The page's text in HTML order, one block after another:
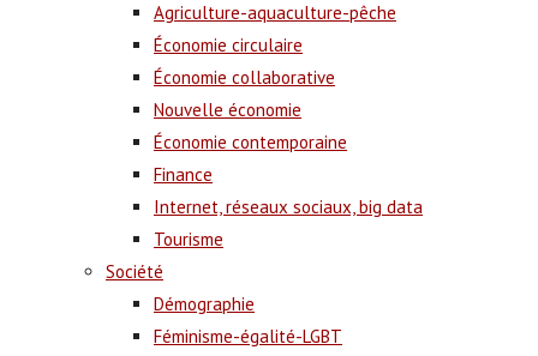
Agriculture-aquaculture-pêche
Économie circulaire
Économie collaborative
Nouvelle économie
Économie contemporaine
Finance
Internet, réseaux sociaux, big data
Tourisme
Société
Démographie
Féminisme-égalité-LGBT